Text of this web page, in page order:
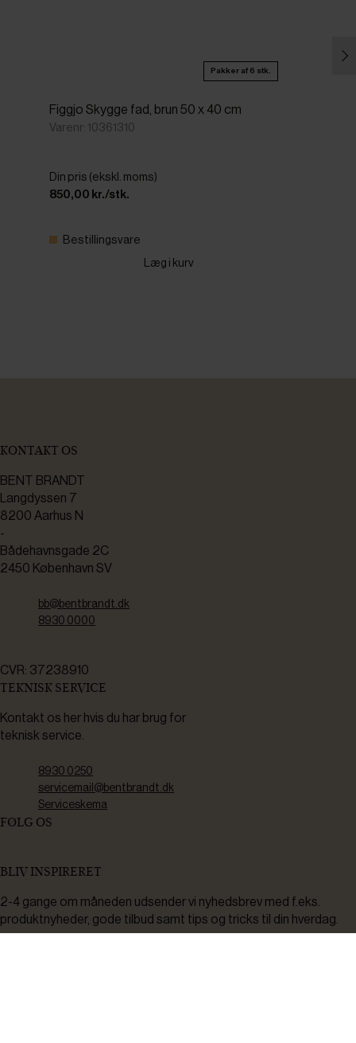
Pakker af 6 stk.
Figgjo Skygge fad, brun 50 x 40 cm
Varenr: 10361310
Din pris (ekskl. moms)
850,00 kr./stk.
Bestillingsvare
Læg i kurv
KONTAKT OS
BENT BRANDT
Langdyssen 7
8200 Aarhus N
-
Bådehavnsgade 2C
2450 København SV
bb@bentbrandt.dk
8930 0000
CVR: 37238910
TEKNISK SERVICE
Kontakt os her hvis du har brug for
teknisk service.
8930 0250
servicemail@bentbrandt.dk
Serviceskema
FØLG OS
BLIV INSPIRERET
2-4 gange om måneden udsender vi nyhedsbrev med f.eks.
produktnyheder, gode tilbud samt tips og tricks til din hverdag.